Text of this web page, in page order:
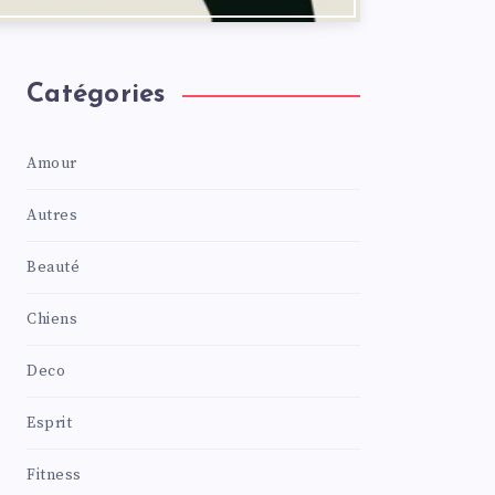
Catégories
Amour
Autres
Beauté
Chiens
Deco
Esprit
Fitness